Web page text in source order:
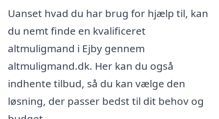
Uanset hvad du har brug for hjælp til, kan
du nemt finde en kvalificeret
altmuligmand i Ejby gennem
altmuligmand.dk. Her kan du også
indhente tilbud, så du kan vælge den
løsning, der passer bedst til dit behov og